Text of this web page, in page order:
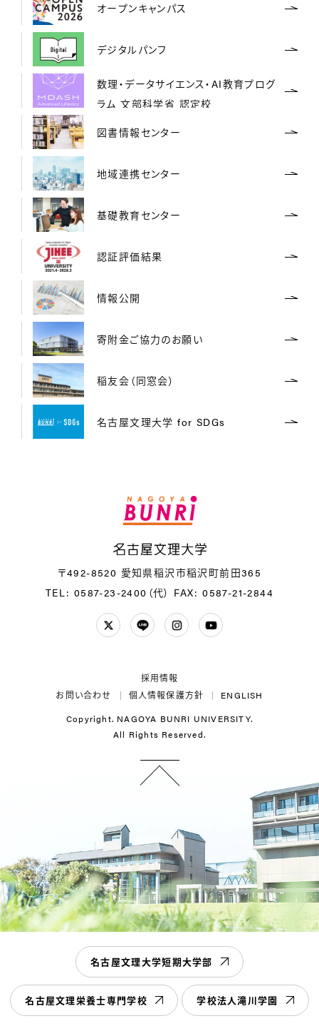
オープンキャンパス
デジタルパンフ
数理・データサイエンス・AI教育プログ
ラム 文部科学省 認定校
図書情報センター
地域連携センター
基礎教育センター
認証評価結果
情報公開
寄附金ご協力のお願い
稲友会（同窓会）
名古屋文理大学 for SDGs
〒492-8520 愛知県稲沢市稲沢町前田365
TEL: 0587-23-2400（代） FAX: 0587-21-2844
ENGLISH
個人情報保護方針
お問い合わせ
採用情報
Copyright. NAGOYA BUNRI UNIVERSITY.
All Rights Reserved.
名古屋文理大学短期大学部
名古屋文理栄養士専門学校 学校法人滝川学園